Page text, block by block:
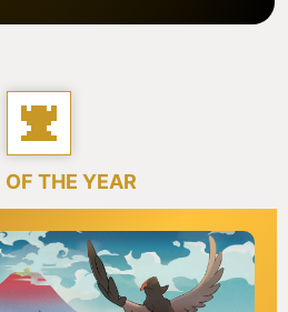
OF THE YEAR